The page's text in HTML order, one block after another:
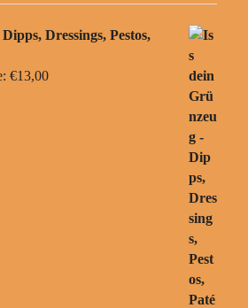
Dressings, Pestos,
€13,00